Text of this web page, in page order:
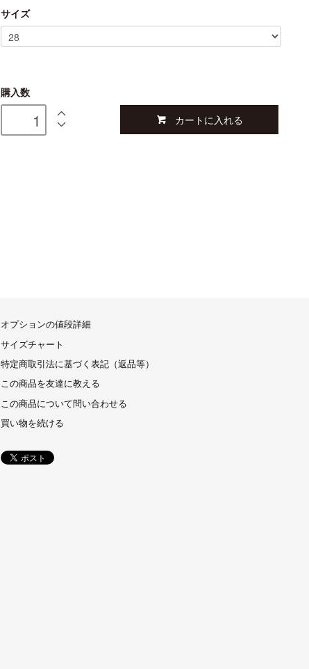
サイズ
購入数
カートに入れる
オプションの値段詳細
サイズチャート
特定商取引法に基づく表記（返品等）
この商品を友達に教える
この商品について問い合わせる
買い物を続ける